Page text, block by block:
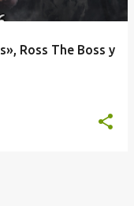
Ross The Boss y